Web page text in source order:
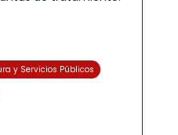
y Servicios Públicos